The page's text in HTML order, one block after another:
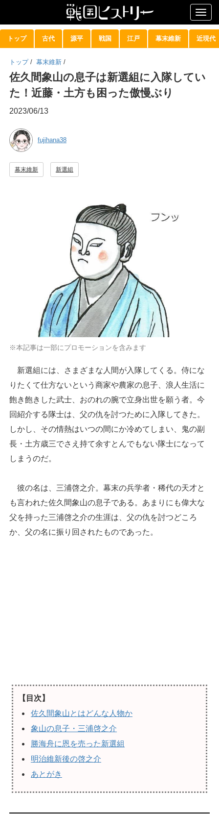
トップ 古代 源平 戦国 江戸 幕末維新 近現代
トップ / 幕末維新 /
佐久間象山の息子は新選組に入隊してい
た！近藤・土方も困った傲慢ぶり
2023/06/13
fujihana38
幕末維新 新選組
※本記事は一部にプロモーションを含みます
新選組には、さまざまな人間が入隊してくる。侍にな
りたくて仕方ないという商家や農家の息子、浪人生活に
飽き飽きした武士、おのれの腕で立身出世を願う者。今
回紹介する隊士は、父の仇を討つために入隊してきた。
しかし、その情熱はいつの間にか冷めてしまい、鬼の副
長・土方歳三でさえ持て余すとんでもない隊士になって
しまうのだ。
彼の名は、三浦啓之介。幕末の兵学者・稀代の天才と
も言われた佐久間象山の息子である。あまりにも偉大な
父を持った三浦啓之介の生涯は、父の仇を討つどころ
か、父の名に振り回されたものであった。
【目次】
佐久間象山とはどんな人物か
象山の息子・三浦啓之介
勝海舟に恩を売った新選組
明治維新後の啓之介
あとがき